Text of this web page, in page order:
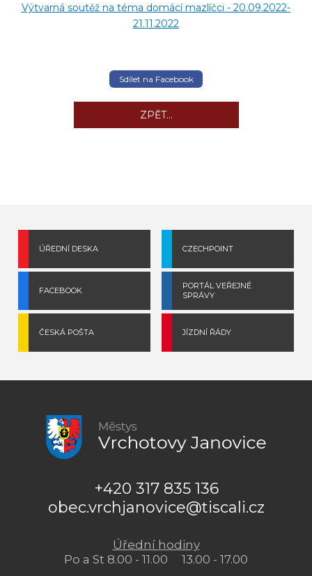
Výtvarná soutěž na téma domácí mazlíčci - 20.09.2022-
21.11.2022
Sdílet na Facebook
ZPĚT...
ÚŘEDNÍ DESKA CZECHPOINT
FACEBOOK
PORTÁL VEŘEJNÉ
SPRÁVY
ČESKÁ POŠTA JÍZDNÍ ŘÁDY
+420 317 835 136
obec.vrchjanovice@tiscali.cz
Úřední hodiny
Po a St 8.00 - 11.00 13.00 - 17.00